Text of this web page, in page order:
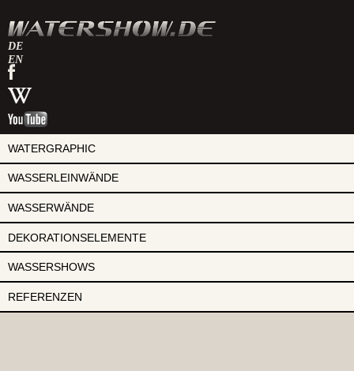
DE
EN
watershow
auf
facebook
watershow
bei
wikipedia
watershow
youtube
WATERGRAPHIC
WASSERLEINWÄNDE
WASSERWÄNDE
DEKORATIONSELEMENTE
WASSERSHOWS
REFERENZEN